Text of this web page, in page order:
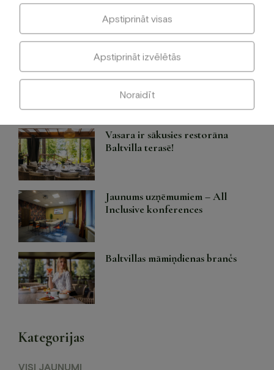
Baltvilla
Jaunākie raksti
Vasara ir sākusies restorāna
Baltvilla terasē!
Jaunums uzņēmumiem – All
Inclusive konferences
Baltvillas māmiņdienas brančs
Kategorijas
VISI JAUNUMI
Noraidīt
Apstiprināt izvēlētās
Apstiprināt visas